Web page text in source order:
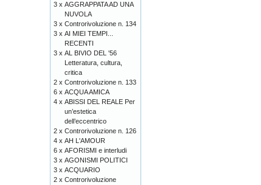
3 x AGGRAPPATA AD UNA
NUVOLA
3 x Controrivoluzione n. 134
3 x AI MIEI TEMPI...
RECENTI
3 x AL BIVIO DEL '56
Letteratura, cultura,
critica
2 x Controrivoluzione n. 133
6 x ACQUA AMICA
4 x ABISSI DEL REALE Per
un’estetica
dell’eccentrico
2 x Controrivoluzione n. 126
4 x AH L'AMOUR
6 x AFORISMI e interludi
3 x AGONISMI POLITICI
3 x ACQUARIO
2 x Controrivoluzione